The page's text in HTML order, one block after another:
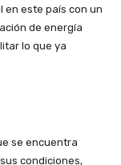
en este país con un
de energía
lo que ya
se encuentra
condiciones,